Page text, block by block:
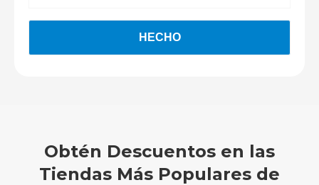
Obtén Descuentos en las
Tiendas Más Populares de